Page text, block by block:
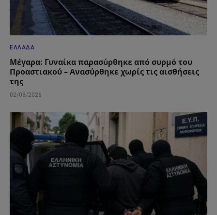
ΕΛΛΆΔΑ
Μέγαρα: Γυναίκα παρασύρθηκε από συρμό του
Προαστιακού – Ανασύρθηκε χωρίς τις αισθήσεις
της
02/08/2026